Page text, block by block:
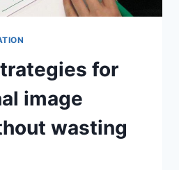
for
image
wasting